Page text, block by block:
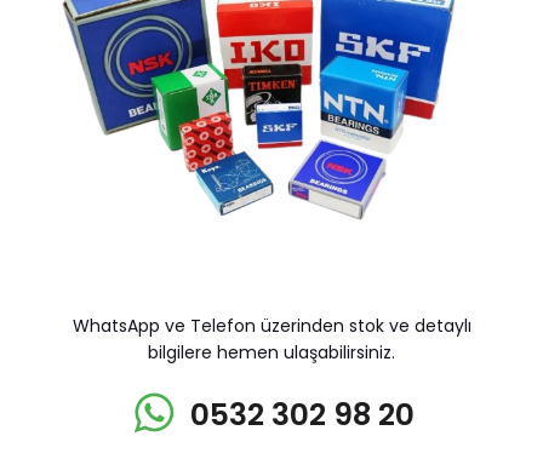
WhatsApp ve Telefon üzerinden stok ve detaylı
bilgilere hemen ulaşabilirsiniz.
0532 302 98 20